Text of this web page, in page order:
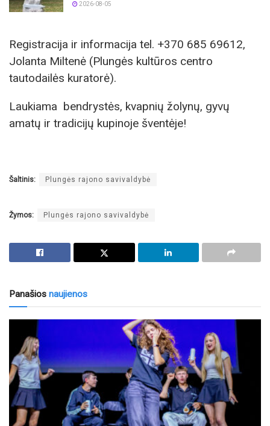
2026-08-05
Registracija ir informacija tel. +370 685 69612,
Jolanta Miltenė (Plungės kultūros centro
tautodailės kuratorė).
Laukiama bendrystės, kvapnių žolynų, gyvų
amatų ir tradicijų kupinoje šventėje!
Šaltinis: Plungės rajono savivaldybė
Žymos: Plungės rajono savivaldybė
Panašios naujienos